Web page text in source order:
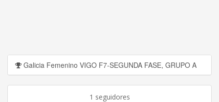
Galicia Femenino VIGO F7-SEGUNDA FASE, GRUPO A
1 seguidores